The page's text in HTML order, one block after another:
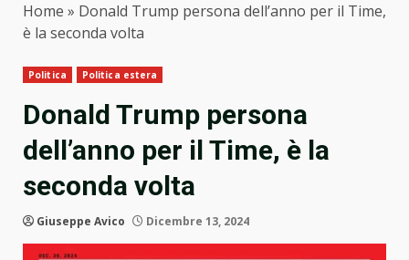
Home » Donald Trump persona dell’anno per il Time,
è la seconda volta
Politica Politica estera
Donald Trump persona
dell’anno per il Time, è la
seconda volta
Giuseppe Avico Dicembre 13, 2024